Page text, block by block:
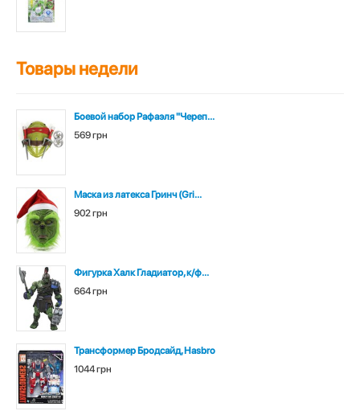
Товары недели
Боевой набор Рафаэля "Череп...
569 грн
Маска из латекса Гринч (Gri...
902 грн
Фигурка Халк Гладиатор, к/ф...
664 грн
Трансформер Бродсайд, Hasbro
1044 грн